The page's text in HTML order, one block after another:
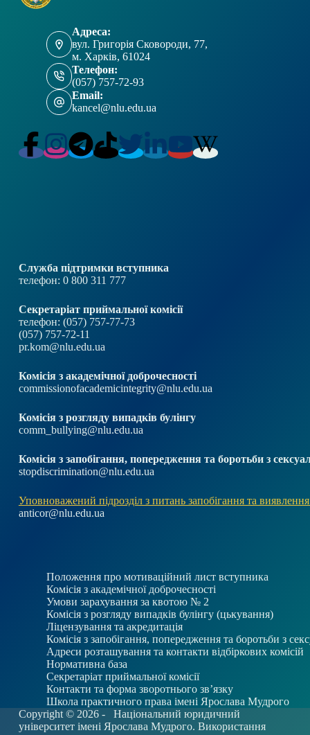
Адреса:
вул. Григорія Сковороди, 77,
м. Харків, 61024
Телефон:
(057) 757-72-93
Email:
kancel@nlu.edu.ua
Служба підтримки вступника
телефон: 0 800 311 777
Секретаріат приймальної комісії
телефон: (057) 757-77-73
(057) 757-72-11
pr.kom@nlu.edu.ua
Комісія з академічної доброчесності
commissionofacademicintegrity@nlu.edu.ua
Комісія з розгляду випадків булінгу
comm_bullying@nlu.edu.ua
Комісія з запобігання, попередження та боротьби з
stopdiscrimination@nlu.edu.ua
Уповноважений підрозділ з питань запобігання та виявлення
anticor@nlu.edu.ua
Положення про мотиваційний лист вступника
Комісія з академічної доброчесності
Умови зарахування за квотою № 2
Комісія з розгляду випадків булінгу (цькування)
Ліцензування та акредитація
Комісія з запобігання, попередження та боротьби з
Адреси розташування та контакти відбіркових комісій
Нормативна база
Секретаріат приймальної комісії
Контакти та форма зворотнього зв’язку
Школа практичного права імені Ярослава Мудрого
Copyright © 2026 - Національний юридичний
університет імені Ярослава Мудрого. Використання